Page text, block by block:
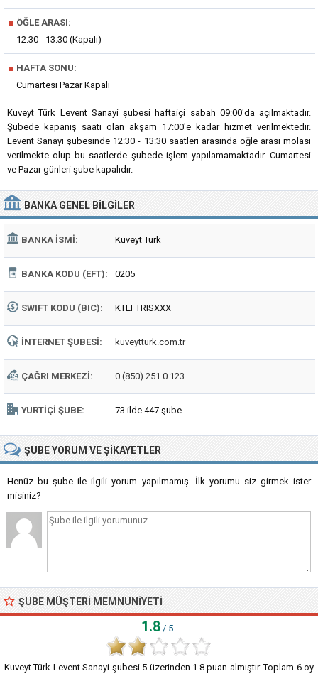
■ ÖĞLE ARASI:
12:30 - 13:30 (Kapalı)
■ HAFTA SONU:
Cumartesi Pazar Kapalı
Kuveyt Türk Levent Sanayi şubesi haftaiçi sabah 09:00'da açılmaktadır.
Şubede kapanış saati olan akşam 17:00'e kadar hizmet verilmektedir.
Levent Sanayi şubesinde 12:30 - 13:30 saatleri arasında öğle arası molası
verilmekte olup bu saatlerde şubede işlem yapılamamaktadır. Cumartesi
ve Pazar günleri şube kapalıdır.
BANKA GENEL BILGILER
BANKA İSMI: Kuveyt Türk
BANKA KODU (EFT): 0205
SWIFT KODU (BIC): KTEFTRISXXX
İNTERNET ŞUBESI: kuveytturk.com.tr
ÇAĞRI MERKEZI: 0 (850) 251 0 123
YURTIÇI ŞUBE: 73 ilde 447 şube
ŞUBEYORUM VE ŞIKAYETLER
Henüz bu şube ile ilgili yorum yapılmamış. İlk yorumu siz girmek ister
misiniz?
ŞUBE MÜŞTERI MEMNUNIYETI
1.8 / 5
Kuveyt Türk Levent Sanayi şubesi 5 üzerinden 1.8puan almıştır. Toplam 6oy